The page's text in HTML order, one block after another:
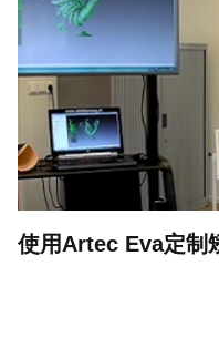
使用Artec Eva定制